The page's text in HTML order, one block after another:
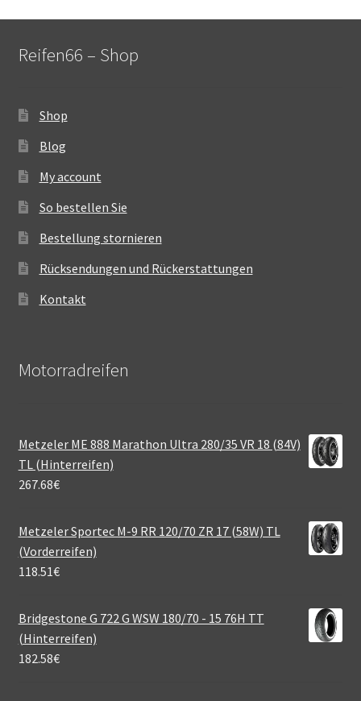
Reifen66 – Shop
Shop
Blog
My account
So bestellen Sie
Bestellung stornieren
Rücksendungen und Rückerstattungen
Kontakt
Motorradreifen
Metzeler ME 888 Marathon Ultra 280/35 VR 18 (84V)
TL (Hinterreifen)
267.68€
Metzeler Sportec M-9 RR 120/70 ZR 17 (58W) TL
(Vorderreifen)
118.51€
Bridgestone G 722 G WSW 180/70 - 15 76H TT
(Hinterreifen)
182.58€